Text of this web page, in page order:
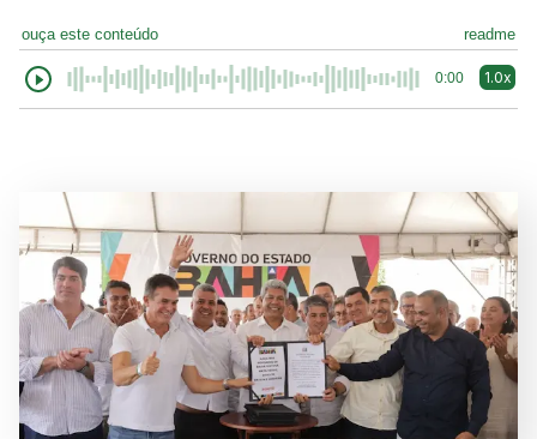
ouça este conteúdo readme
0:00 1.0x